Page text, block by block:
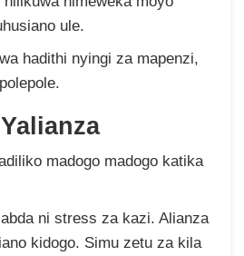
ule.
hadithi nyingi za mapenzi,
madogo madogo katika
ni stress za kazi. Alianza
kidogo. Simu zetu za kila